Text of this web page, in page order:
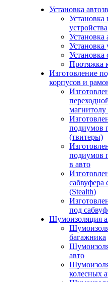
Установка
Установка
устройства
Установка
Установка
Установка
Протяжка
Изготовление
корпусов и
подиумов
(твитеры)
подиумов
в авто
сабвуфера
(Stealth)
под
Шумоизоляция
багажника
авто
колесных